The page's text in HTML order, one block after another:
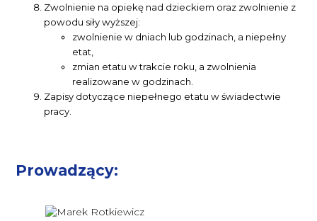
Zwolnienie na opiekę nad dzieckiem oraz zwolnienie z
powodu siły wyższej:
zwolnienie w dniach lub godzinach, a niepełny
etat,
zmian etatu w trakcie roku, a zwolnienia
realizowane w godzinach.
Zapisy dotyczące niepełnego etatu w świadectwie
pracy.
Prowadzący: